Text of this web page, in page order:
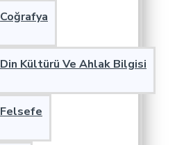
Coğrafya
Din Kültürü Ve Ahlak Bilgisi
Felsefe